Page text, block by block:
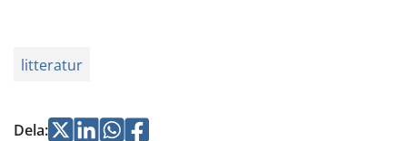
litteratur
Dela:Jaa Jaa Jaa
Jaa